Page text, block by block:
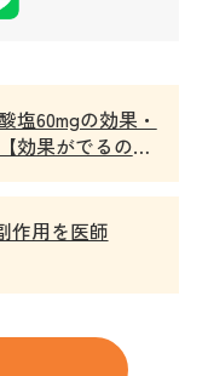
塩60mgの効果・
効果がでるのは
作用を医師